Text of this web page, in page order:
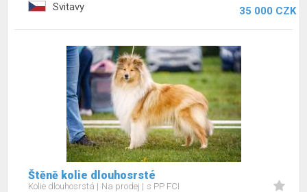
Svitavy 35 000 CZK
Štěně kolie dlouhosrsté
Kolie dlouhosrstá Na prodej s PP FCI